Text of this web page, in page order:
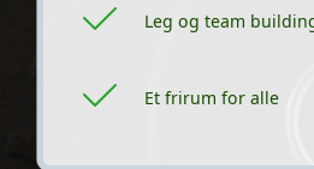
Leg og team
Et frirum for alle